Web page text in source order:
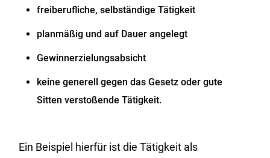
freiberufliche, selbständige Tätigkeit
planmäßig und auf Dauer angelegt
Gewinnerzielungsabsicht
keine generell gegen das Gesetz oder gute
Sitten verstoßende Tätigkeit.
Ein Beispiel hierfür ist die Tätigkeit als